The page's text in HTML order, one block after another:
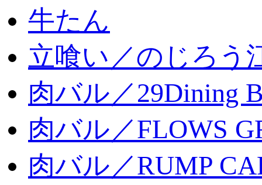
牛たん
立喰い／のじろう
肉バル／29Dining
肉バル／FLOWS
肉バル／RUMP